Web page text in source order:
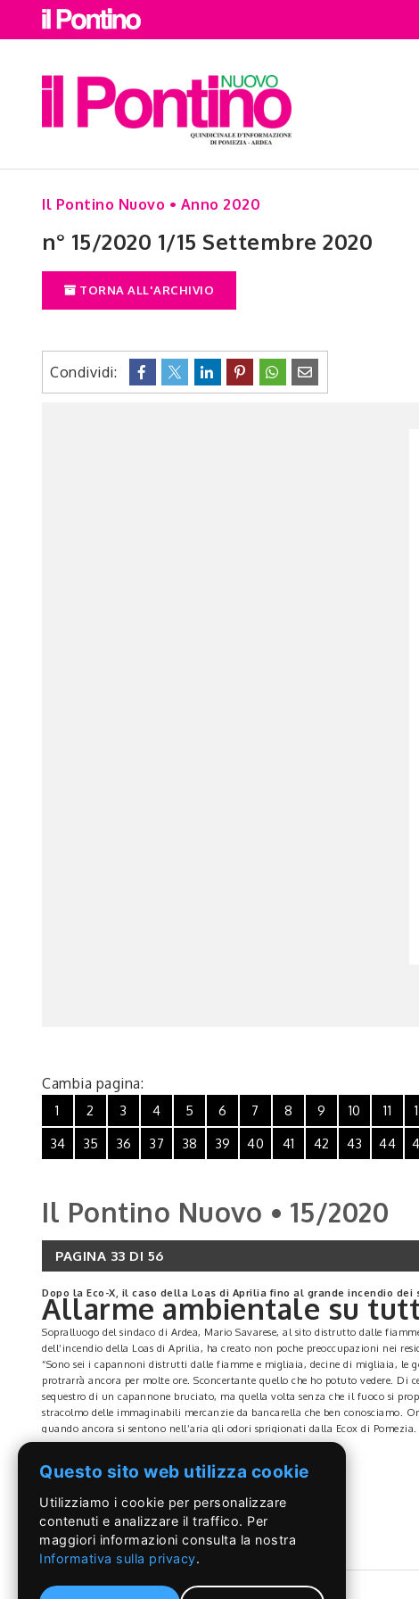
Il Pontino Nuovo • Anno 2020
n° 15/2020 1/15 Settembre 2020
TORNA ALL'ARCHIVIO
Condividi:
Cambia pagina:
1 2 3 4 5 6 7 8 9 10 11
34
35 36 37 38 39 40 41 42 43 44
Il Pontino Nuovo • 15/2020
PAGINA 33 DI 56
Dopo la Eco-X, il caso della Loas di Aprilia fino al grande incendio
Allarme ambientale su
Sopralluogo del sindaco di Ardea, Mario Savarese, al sito distrutto dalle
dell’incendio della Loas di Aprilia, ha creato non poche preoccupazioni nei
“Sono sei i capannoni distrutti dalle fiamme e migliaia, decine di migliaia,
protrarrà ancora per molte ore. Sconcertante quello che ho potuto vedere.
sequestro di un capannone bruciato, ma quella volta senza che il fuoco si
stracolmo delle immaginabili mercanzie da bancarella che ben conosciamo.
quando ancora si sentono nell’aria gli odori sprigionati dalla Ecox di
territorio, solo apparentemente, tranquillo, ma che ben sappiamo celare
Metropolitana di Roma Capitale, cui appartengono i Comuni di Pomezia,
di stoccaggio che possa rappresentare anche un ipotetico pericolo per la
Non possiamo più tollerare altri incendi, per questo le autorità sovraordinate
In merito agli incendi divampati nelle ultime settimane prima allo
avere un quadro sempre aggiornato di quanto accaduto. Abbiamo
dell’aria. Abbiamo chiesto udienza al nuovo Prefetto proprio per fare il
Indipendenza, ma moralmente sono lì con i tanti ragazzi che stanno
Questo sito web utilizza cookie
Utilizziamo i cookie per personalizzare
contenuti e analizzare il traffico. Per
maggiori informazioni consulta la nostra
Informativa sulla privacy.